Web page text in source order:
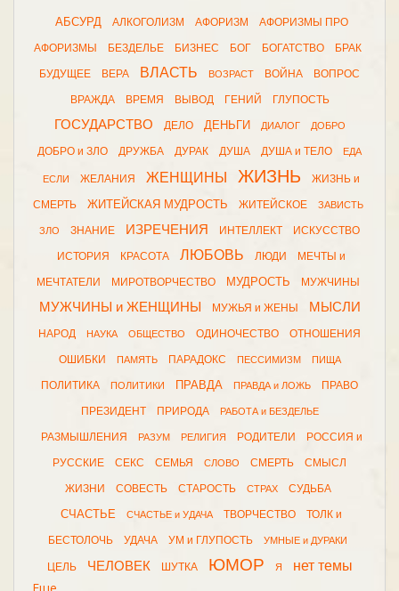
АБСУРД АЛКОГОЛИЗМ АФОРИЗМ АФОРИЗМЫ ПРО
АФОРИЗМЫ БЕЗДЕЛЬЕ БИЗНЕС БОГ БОГАТСТВО БРАК
БУДУЩЕЕ ВЕРА ВЛАСТЬ ВОЗРАСТ ВОЙНА ВОПРОС
ВРАЖДА ВРЕМЯ ВЫВОД ГЕНИЙ ГЛУПОСТЬ
ГОСУДАРСТВО ДЕЛО ДЕНЬГИ ДИАЛОГ ДОБРО
ДОБРО и ЗЛО ДРУЖБА ДУРАК ДУША ДУША и ТЕЛО ЕДА
ЕСЛИ ЖЕЛАНИЯ ЖЕНЩИНЫ ЖИЗНЬ ЖИЗНЬ и
СМЕРТЬ ЖИТЕЙСКАЯ МУДРОСТЬ ЖИТЕЙСКОЕ ЗАВИСТЬ
ЗЛО ЗНАНИЕ ИЗРЕЧЕНИЯ ИНТЕЛЛЕКТ ИСКУССТВО
ИСТОРИЯ КРАСОТА ЛЮБОВЬ ЛЮДИ МЕЧТЫ и
МЕЧТАТЕЛИ МИРОТВОРЧЕСТВО МУДРОСТЬ МУЖЧИНЫ
МУЖЧИНЫ и ЖЕНЩИНЫ МУЖЬЯ и ЖЕНЫ МЫСЛИ
НАРОД НАУКА ОБЩЕСТВО ОДИНОЧЕСТВО ОТНОШЕНИЯ
ОШИБКИ ПАМЯТЬ ПАРАДОКС ПЕССИМИЗМ ПИЩА
ПОЛИТИКА ПОЛИТИКИ ПРАВДА ПРАВДА и ЛОЖЬ ПРАВО
ПРЕЗИДЕНТ ПРИРОДА РАБОТА и БЕЗДЕЛЬЕ
РАЗМЫШЛЕНИЯ РАЗУМ РЕЛИГИЯ РОДИТЕЛИ РОССИЯ и
РУССКИЕ СЕКС СЕМЬЯ СЛОВО СМЕРТЬ СМЫСЛ
ЖИЗНИ СОВЕСТЬ СТАРОСТЬ СТРАХ СУДЬБА
СЧАСТЬЕ СЧАСТЬЕ и УДАЧА ТВОРЧЕСТВО ТОЛК и
БЕСТОЛОЧЬ УДАЧА УМ и ГЛУПОСТЬ УМНЫЕ и ДУРАКИ
ЦЕЛЬ ЧЕЛОВЕК ШУТКА ЮМОР Я нет темы